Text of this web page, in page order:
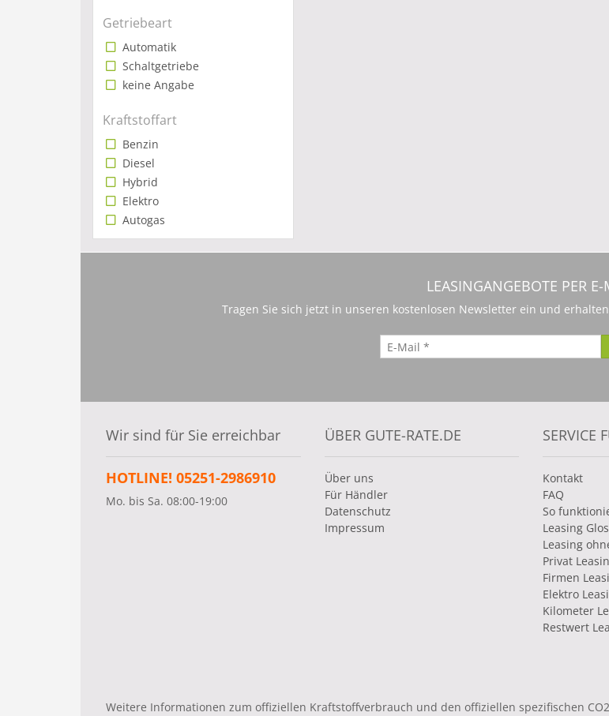
Getriebeart
Automatik
Schaltgetriebe
keine Angabe
Kraftstoffart
Benzin
Diesel
Hybrid
Elektro
Autogas
LEASINGANGEBOTE PER E-
Tragen Sie sich jetzt in unseren kostenlosen Newsletter ein und
Wir sind für Sie erreichbar
HOTLINE! 05251-2986910
Mo. bis Sa. 08:00-19:00
ÜBER GUTE-RATE.DE
Über uns
Für Händler
Datenschutz
Impressum
SERVICE
Kontakt
FAQ
So
Leasing
Leasing
Privat
Firmen
Elektro
Kilometer
Restwert
Weitere Informationen zum offiziellen Kraftstoffverbrauch und den offiziellen spezifischen